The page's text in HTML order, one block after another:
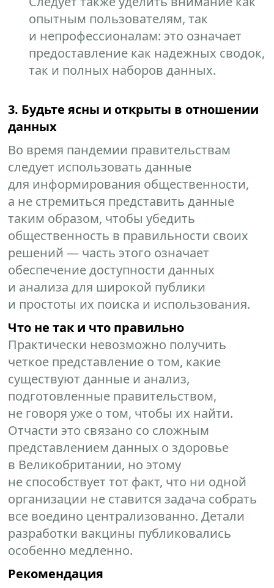
опытным пользователям, так
и непрофессионалам: это означает
предоставление как надежных сводок,
так и полных наборов данных.
3. Будьте ясны и открыты в отношении
данных
Во время пандемии правительствам
следует использовать данные
для информирования общественности,
а не стремиться представить данные
таким образом, чтобы убедить
общественность в правильности своих
решений — часть этого означает
обеспечение доступности данных
и анализа для широкой публики
и простоты их поиска и использования.
Что не так и что правильно
Практически невозможно получить
четкое представление о том, какие
существуют данные и анализ,
подготовленные правительством,
не говоря уже о том, чтобы их найти.
Отчасти это связано со сложным
представлением данных о здоровье
в Великобритании, но этому
не способствует тот факт, что ни одной
организации не ставится задача собрать
все воедино централизованно. Детали
разработки вакцины публиковались
особенно медленно.
Рекомендация